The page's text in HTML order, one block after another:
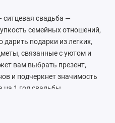
свадьба —
семейных отношений,
дарить подарки из легких,
связанные с уютом и
вам выбрать презент,
и подчеркнет значимость
на 1 год свадьбы
Классический вариант —